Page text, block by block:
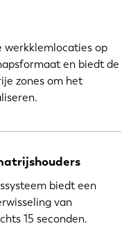
werkklemlocaties op
en biedt de
zones om het
biedt een
van
15 seconden.